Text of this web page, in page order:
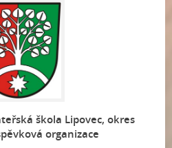
škola Lipovec, okres
organizace